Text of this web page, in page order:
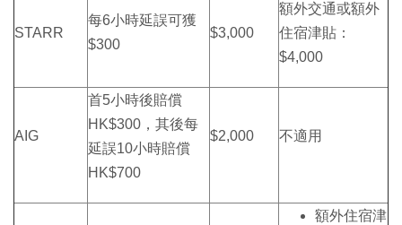
STARR
每6小時延誤可獲
$300
$3,000
額外交通或額外
住宿津貼：
$4,000
AIG
首5小時後賠償
HK$300，其後每
延誤10小時賠償
HK$700
$2,000 不適用
額外住宿津